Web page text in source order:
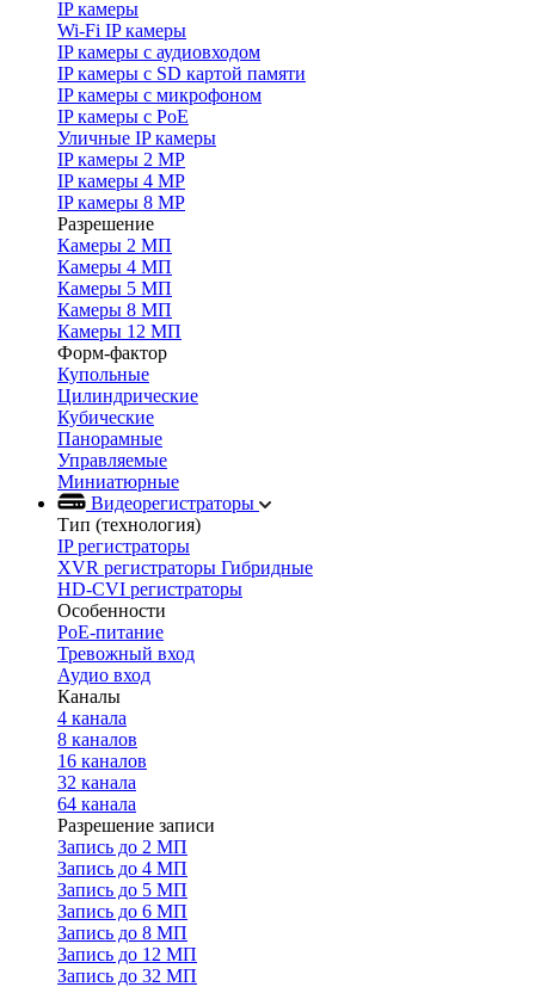
IP камеры
Wi-Fi IP камеры
IP камеры с аудиовходом
IP камеры с SD картой памяти
IP камеры с микрофоном
IP камеры с PoE
Уличные IP камеры
IP камеры 2 MP
IP камеры 4 MP
IP камеры 8 MP
Разрешение
Камеры 2 МП
Камеры 4 МП
Камеры 5 МП
Камеры 8 МП
Камеры 12 МП
Форм-фактор
Купольные
Цилиндрические
Кубические
Панорамные
Управляемые
Миниатюрные
Видеорегистраторы
Тип (технология)
IP регистраторы
XVR регистраторы Гибридные
HD-CVI регистраторы
Особенности
PoE-питание
Тревожный вход
Аудио вход
Каналы
4 канала
8 каналов
16 каналов
32 канала
64 канала
Разрешение записи
Запись до 2 МП
Запись до 4 МП
Запись до 5 МП
Запись до 6 МП
Запись до 8 МП
Запись до 12 МП
Запись до 32 МП